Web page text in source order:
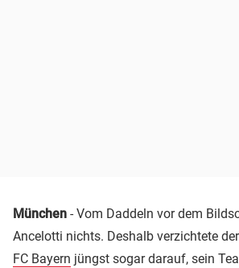
München - Vom Daddeln vor dem
Ancelotti nichts. Deshalb verzichtete
FC Bayern jüngst sogar darauf, sein